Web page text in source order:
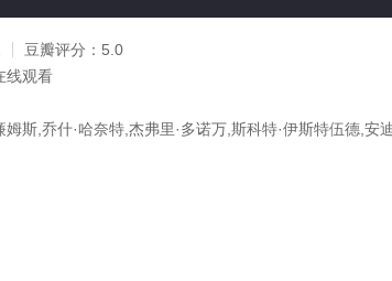
豆瓣评分： 5.0
线观看
斯,乔什·哈奈特,杰弗里·多诺万,斯科特·伊斯特伍德,安